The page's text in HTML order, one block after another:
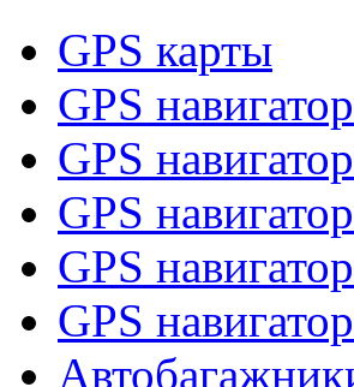
GPS карты
GPS
GPS
GPS
GPS
GPS